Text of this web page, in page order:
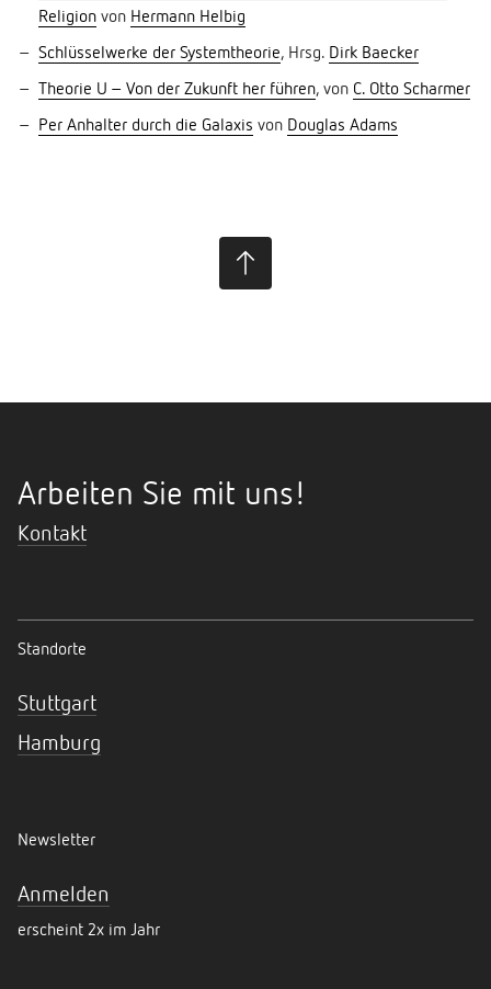
Religion von Hermann Helbig
Schlüsselwerke der Systemtheorie, Hrsg. Dirk Baecker
Theorie U – Von der Zukunft her führen, von C. Otto Scharmer
Per Anhalter durch die Galaxis von Douglas Adams
Arbeiten Sie mit uns!
Kontakt
Standorte
Stuttgart
Hamburg
Newsletter
Anmelden
erscheint 2x im Jahr